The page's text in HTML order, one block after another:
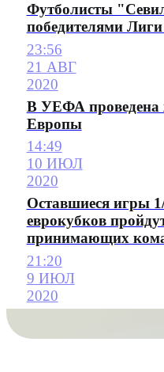
Футболисты
победителями
23:56
21 АВГ
2020
В УЕФА проведена
Европы
14:49
10 ИЮЛ
2020
Оставшиеся игры
еврокубков
принимающих
21:20
9 ИЮЛ
2020